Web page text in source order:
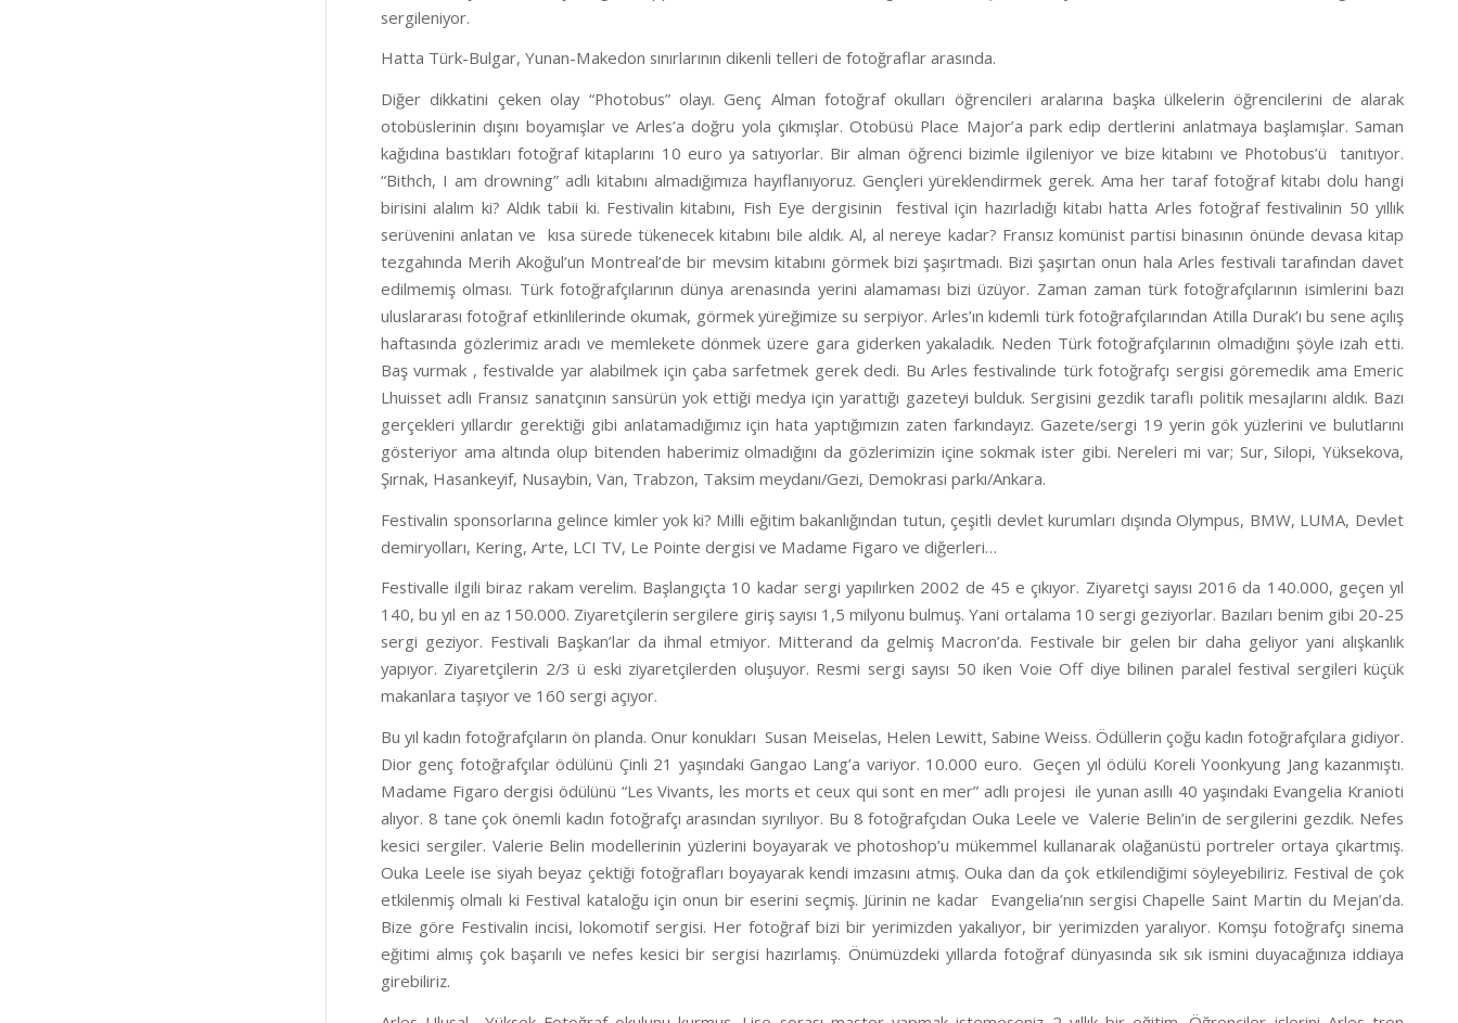
sergileniyor.
Hatta Türk-Bulgar, Yunan-Makedon sınırlarının dikenli telleri de fotoğraflar arasında.
Diğer dikkatini çeken olay “Photobus” olayı. Genç Alman fotoğraf okulları öğrencileri aralarına başka ülkelerin öğrencilerini de alarak
otobüslerinin dışını boyamışlar ve Arles’a doğru yola çıkmışlar. Otobüsü Place Major’a park edip dertlerini anlatmaya başlamışlar. Saman
kağıdına bastıkları fotoğraf kitaplarını 10 euro ya satıyorlar. Bir alman öğrenci bizimle ilgileniyor ve bize kitabını ve Photobus’ü tanıtıyor.
“Bithch, I am drowning” adlı kitabını almadığımıza hayıflanıyoruz. Gençleri yüreklendirmek gerek. Ama her taraf fotoğraf kitabı dolu hangi
birisini alalım ki? Aldık tabii ki. Festivalin kitabını, Fish Eye dergisinin festival için hazırladığı kitabı hatta Arles fotoğraf festivalinin 50 yıllık
serüvenini anlatan ve kısa sürede tükenecek kitabını bile aldık. Al, al nereye kadar? Fransız komünist partisi binasının önünde devasa kitap
tezgahında Merih Akoğul’un Montreal’de bir mevsim kitabını görmek bizi şaşırtmadı. Bizi şaşırtan onun hala Arles festivali tarafından davet
edilmemiş olması. Türk fotoğrafçılarının dünya arenasında yerini alamaması bizi üzüyor. Zaman zaman türk fotoğrafçılarının isimlerini bazı
uluslararası fotoğraf etkinlilerinde okumak, görmek yüreğimize su serpiyor. Arles’ın kıdemli türk fotoğrafçılarından Atilla Durak’ı bu sene açılış
haftasında gözlerimiz aradı ve memlekete dönmek üzere gara giderken yakaladık. Neden Türk fotoğrafçılarının olmadığını şöyle izah etti.
Baş vurmak , festivalde yar alabilmek için çaba sarfetmek gerek dedi. Bu Arles festivalinde türk fotoğrafçı sergisi göremedik ama Emeric
Lhuisset adlı Fransız sanatçının sansürün yok ettiği medya için yarattığı gazeteyi bulduk. Sergisini gezdik taraflı politik mesajlarını aldık. Bazı
gerçekleri yıllardır gerektiği gibi anlatamadığımız için hata yaptığımızın zaten farkındayız. Gazete/sergi 19 yerin gök yüzlerini ve bulutlarını
gösteriyor ama altında olup bitenden haberimiz olmadığını da gözlerimizin içine sokmak ister gibi. Nereleri mi var; Sur, Silopi, Yüksekova,
Şırnak, Hasankeyif, Nusaybin, Van, Trabzon, Taksim meydanı/Gezi, Demokrasi parkı/Ankara.
Festivalin sponsorlarına gelince kimler yok ki? Milli eğitim bakanlığından tutun, çeşitli devlet kurumları dışında Olympus, BMW, LUMA, Devlet
demiryolları, Kering, Arte, LCI TV, Le Pointe dergisi ve Madame Figaro ve diğerleri…
Festivalle ilgili biraz rakam verelim. Başlangıçta 10 kadar sergi yapılırken 2002 de 45 e çıkıyor. Ziyaretçi sayısı 2016 da 140.000, geçen yıl
140, bu yıl en az 150.000. Ziyaretçilerin sergilere giriş sayısı 1,5 milyonu bulmuş. Yani ortalama 10 sergi geziyorlar. Bazıları benim gibi 20-25
sergi geziyor. Festivali Başkan’lar da ihmal etmiyor. Mitterand da gelmiş Macron’da. Festivale bir gelen bir daha geliyor yani alışkanlık
yapıyor. Ziyaretçilerin 2/3 ü eski ziyaretçilerden oluşuyor. Resmi sergi sayısı 50 iken Voie Off diye bilinen paralel festival sergileri küçük
makanlara taşıyor ve 160 sergi açıyor.
Bu yıl kadın fotoğrafçıların ön planda. Onur konukları Susan Meiselas, Helen Lewitt, Sabine Weiss. Ödüllerin çoğu kadın fotoğrafçılara gidiyor.
Dior genç fotoğrafçılar ödülünü Çinli 21 yaşındaki Gangao Lang’a variyor. 10.000 euro. Geçen yıl ödülü Koreli Yoonkyung Jang kazanmıştı.
Madame Figaro dergisi ödülünü “Les Vivants, les morts et ceux qui sont en mer” adlı projesi ile yunan asıllı 40 yaşındaki Evangelia Kranioti
alıyor. 8 tane çok önemli kadın fotoğrafçı arasından sıyrılıyor. Bu 8 fotoğrafçıdan Ouka Leele ve Valerie Belin’in de sergilerini gezdik. Nefes
kesici sergiler. Valerie Belin modellerinin yüzlerini boyayarak ve photoshop’u mükemmel kullanarak olağanüstü portreler ortaya çıkartmış.
Ouka Leele ise siyah beyaz çektiği fotoğrafları boyayarak kendi imzasını atmış. Ouka dan da çok etkilendiğimi söyleyebiliriz. Festival de çok
etkilenmiş olmalı ki Festival kataloğu için onun bir eserini seçmiş. Jürinin ne kadar Evangelia’nın sergisi Chapelle Saint Martin du Mejan’da.
Bize göre Festivalin incisi, lokomotif sergisi. Her fotoğraf bizi bir yerimizden yakalıyor, bir yerimizden yaralıyor. Komşu fotoğrafçı sinema
eğitimi almış çok başarılı ve nefes kesici bir sergisi hazırlamış. Önümüzdeki yıllarda fotoğraf dünyasında sık sık ismini duyacağınıza iddiaya
girebiliriz.